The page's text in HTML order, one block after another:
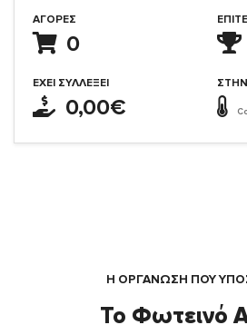
ΑΓΟΡΈΣ
0
ΈΧΕΙ ΣΥΛΛΈΞΕΙ
0,00€
Η ΟΡΓΆΝΩΣΗ ΠΟΥ
Το Φωτεινό